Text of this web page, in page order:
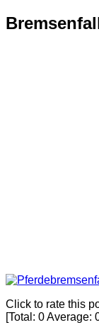
Click to rate this
[Total: 0Average: